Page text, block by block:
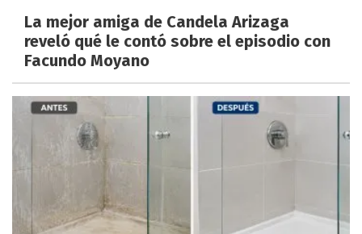
La mejor amiga de Candela Arizaga
reveló qué le contó sobre el episodio con
Facundo Moyano